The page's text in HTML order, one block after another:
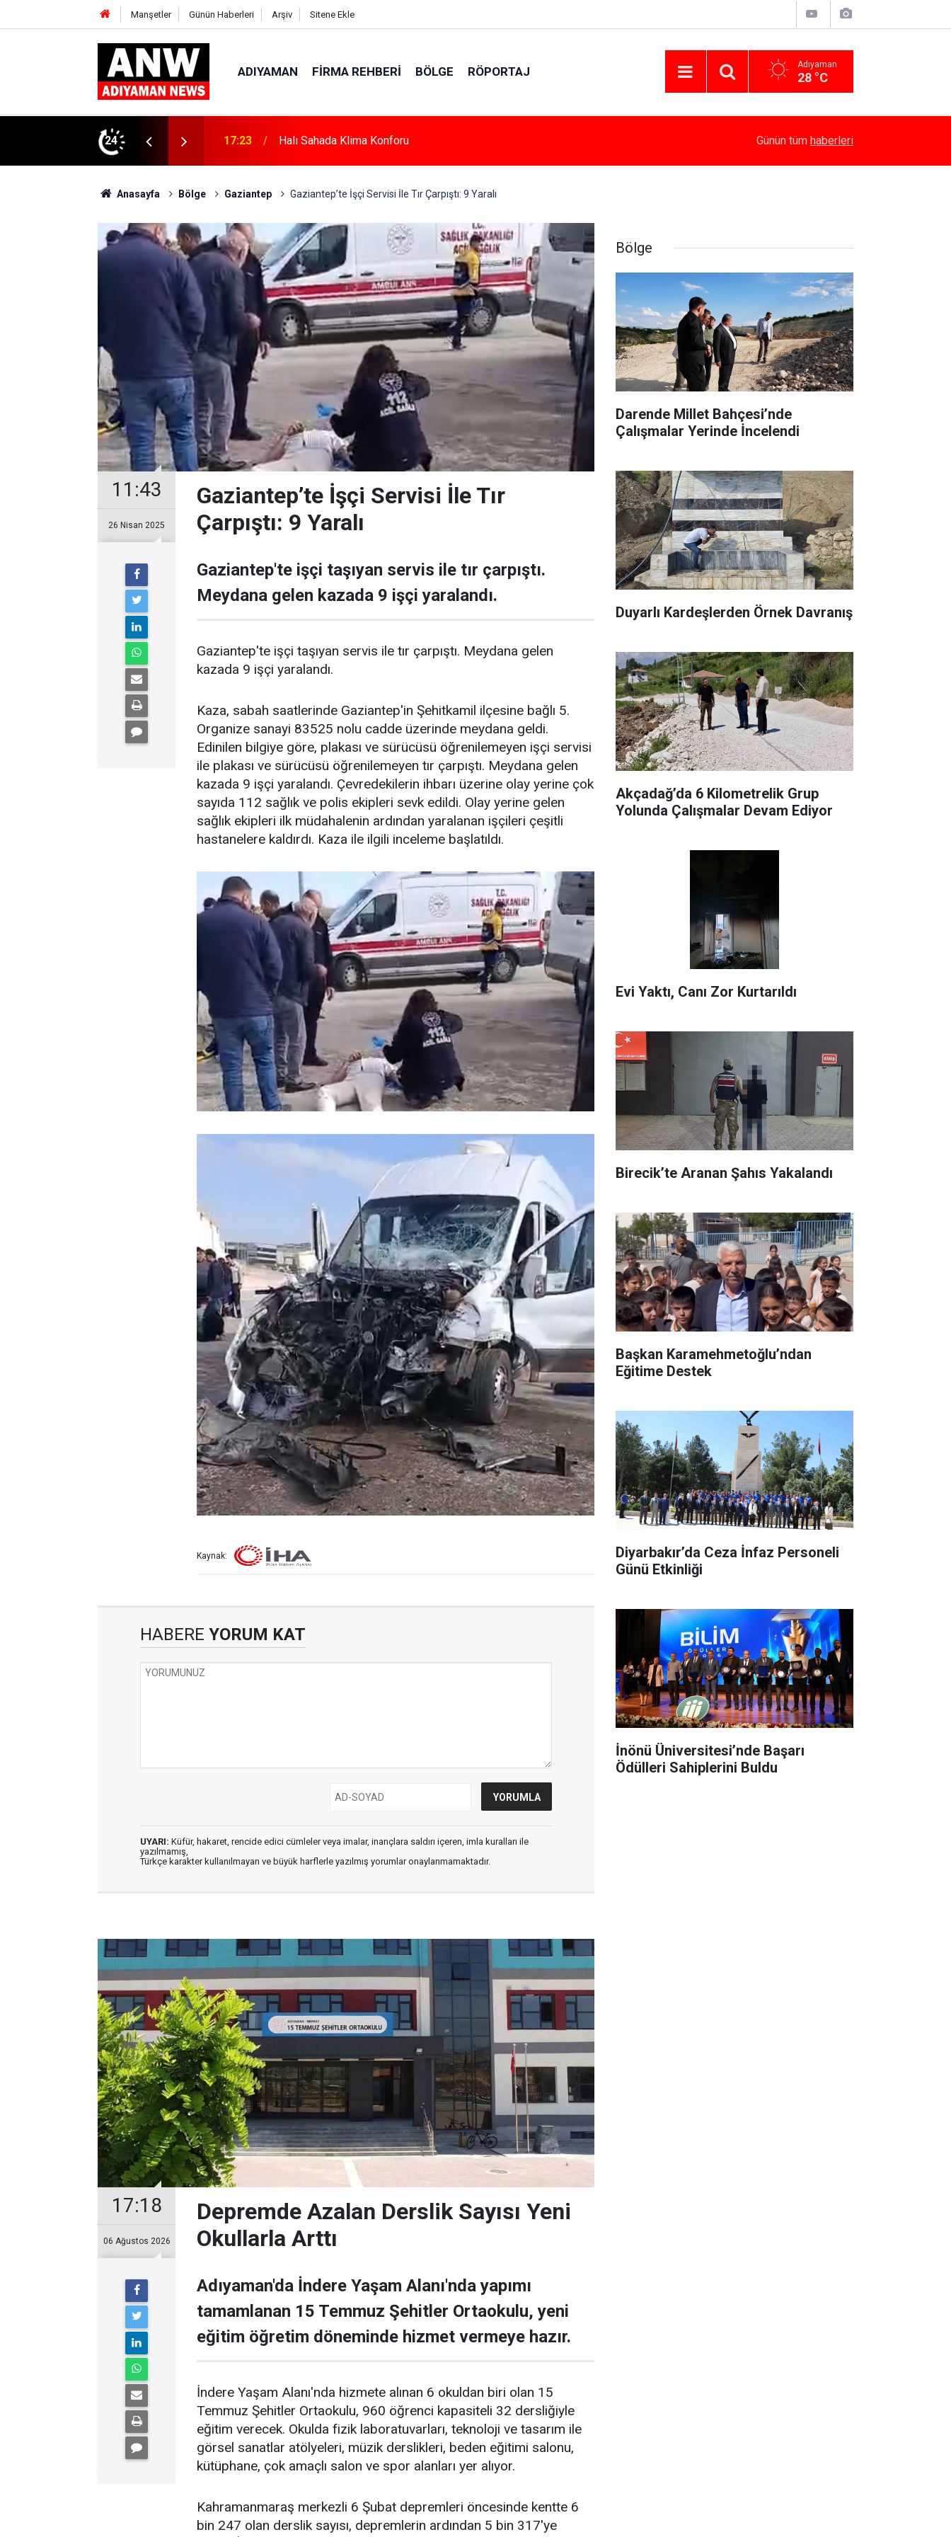
Manşetler Günün Haberleri Arşiv Sitene Ekle
ADIYAMAN FIRMA REHBERI BÖLGE RÖPORTAJ Adıyaman
28 °C
24 17:18 Depremde Azalan Derslik Sayısı Yeni Okullarla Arttı Kaymakam Algın, Kamu Yatırımlarını İnceledi
Günün tüm haberleri
Anasayfa Bölge Gaziantep Gaziantep’te İşçi Servisi İle Tır Çarpıştı: 9 Yaralı
11:43
26 Nisan 2025
Gaziantep’te İşçi Servisi İle Tır
Çarpıştı: 9 Yaralı
Gaziantep'te işçi taşıyan servis ile tır çarpıştı.
Meydana gelen kazada 9 işçi yaralandı.
Gaziantep'te işçi taşıyan servis ile tır çarpıştı. Meydana gelen
kazada 9 işçi yaralandı.
Kaza, sabah saatlerinde Gaziantep'in Şehitkamil ilçesine bağlı 5.
Organize sanayi 83525 nolu cadde üzerinde meydana geldi.
Edinilen bilgiye göre, plakası ve sürücüsü öğrenilemeyen işçi servisi
ile plakası ve sürücüsü öğrenilemeyen tır çarpıştı. Meydana gelen
kazada 9 işçi yaralandı. Çevredekilerin ihbarı üzerine olay yerine çok
sayıda 112 sağlık ve polis ekipleri sevk edildi. Olay yerine gelen
sağlık ekipleri ilk müdahalenin ardından yaralanan işçileri çeşitli
hastanelere kaldırdı. Kaza ile ilgili inceleme başlatıldı.
Kaynak:
HABERE YORUM KAT
UYARI: Küfür, hakaret, rencide edici cümleler veya imalar, inançlara saldırı içeren, imla kuralları ile
yazılmamış,
Türkçe karakter kullanılmayan ve büyük harflerle yazılmış yorumlar onaylanmamaktadır.
17:18
06 Ağustos 2026
Depremde Azalan Derslik Sayısı Yeni
Okullarla Arttı
Adıyaman'da İndere Yaşam Alanı'nda yapımı
tamamlanan 15 Temmuz Şehitler Ortaokulu, yeni
eğitim öğretim döneminde hizmet vermeye hazır.
İndere Yaşam Alanı'nda hizmete alınan 6 okuldan biri olan 15
Temmuz Şehitler Ortaokulu, 960 öğrenci kapasiteli 32 dersliğiyle
eğitim verecek. Okulda fizik laboratuvarları, teknoloji ve tasarım ile
görsel sanatlar atölyeleri, müzik derslikleri, beden eğitimi salonu,
kütüphane, çok amaçlı salon ve spor alanları yer alıyor.
Kahramanmaraş merkezli 6 Şubat depremleri öncesinde kentte 6
bin 247 olan derslik sayısı, depremlerin ardından 5 bin 317'ye
Bölge
Darende Millet Bahçesi’nde
Çalışmalar Yerinde İncelendi
Duyarlı Kardeşlerden Örnek Davranış
Akçadağ’da 6 Kilometrelik Grup
Yolunda Çalışmalar Devam Ediyor
Evi Yaktı, Canı Zor Kurtarıldı
Birecik’te Aranan Şahıs Yakalandı
Başkan Karamehmetoğlu’ndan
Eğitime Destek
Diyarbakır’da Ceza İnfaz Personeli
Günü Etkinliği
İnönü Üniversitesi’nde Başarı
Ödülleri Sahiplerini Buldu